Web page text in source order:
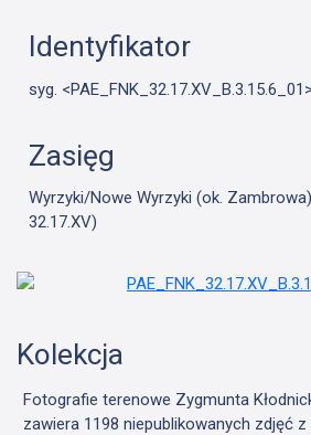
Identyfikator
syg.
Zasięg
Wyrzyki/Nowe Wyrzyki (ok.
32.17.XV)
Kolekcja
Fotografie terenowe Zygmunta
zawiera 1198 niepublikowanych zdjęć